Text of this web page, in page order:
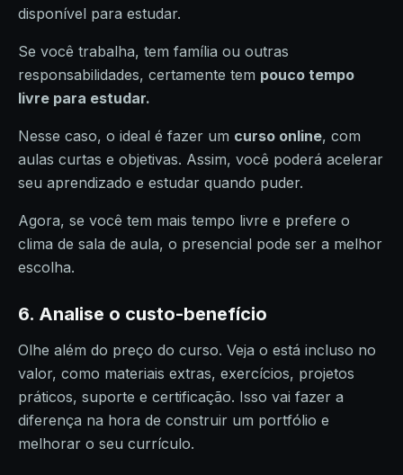
disponível para estudar.
Se você trabalha, tem família ou outras
responsabilidades, certamente tem pouco tempo
livre para estudar.
Nesse caso, o ideal é fazer um curso online, com
aulas curtas e objetivas. Assim, você poderá acelerar
seu aprendizado e estudar quando puder.
Agora, se você tem mais tempo livre e prefere o
clima de sala de aula, o presencial pode ser a melhor
escolha.
6. Analise o custo-benefício
Olhe além do preço do curso. Veja o está incluso no
valor, como materiais extras, exercícios, projetos
práticos, suporte e certificação. Isso vai fazer a
diferença na hora de construir um portfólio e
melhorar o seu currículo.